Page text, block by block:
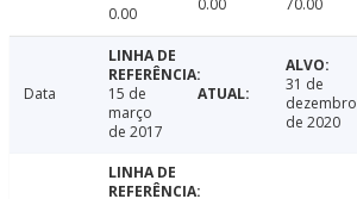
0.00
0.00 70.00
Data
15 de
março
de 2017
31 de
dezembro
de 2020